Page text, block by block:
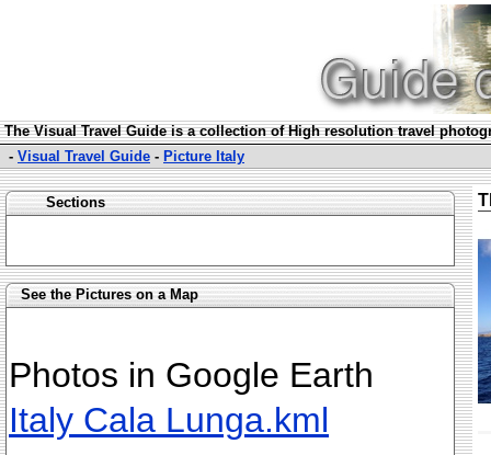
The Visual Travel Guide is a collection of High resolution travel
- Visual Travel Guide - Picture Italy
Sections
See the Pictures on a Map
Photos in Google Earth
Italy Cala Lunga.kml